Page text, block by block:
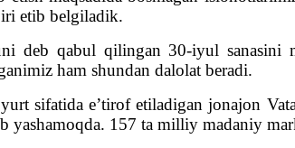
etib belgiladik.
deb qabul qilingan 30-iyul sanasini
ham shundan dalolat beradi.
sifatida e’tirof etiladigan jonajon
yashamoqda. 157 ta milliy madaniy